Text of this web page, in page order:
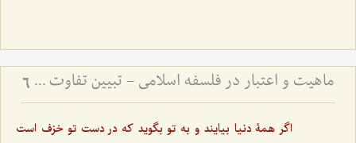
ماهیت و اعتبار در فلسفه اسلامی - تبیین تفاوت میان امور اعتباری و حقایق وجودی 6
اگر همۀ دنیا بیایند و به تو بگوید که در دست تو خزف است